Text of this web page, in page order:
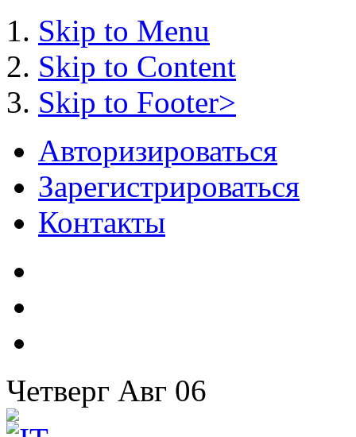
Skip to Menu
Skip to Content
Skip to Footer>
Авторизироваться
Зарегистрироваться
Контакты
Четверг Авг 06